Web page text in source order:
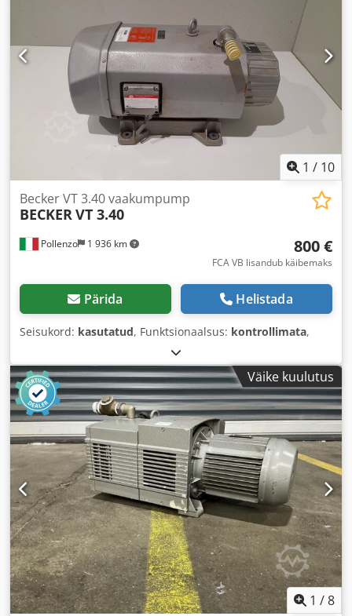
1 / 10
Pollenzo 1 936 km
Becker VT 3.40 vaakumpump
BECKER VT 3.40
800 €
FCA VB lisandub käibemaks
Pärida Helistada
Seisukord: kasutatud, Funktsionaalsus: kontrollimata,
Väike kuulutus
1 /8